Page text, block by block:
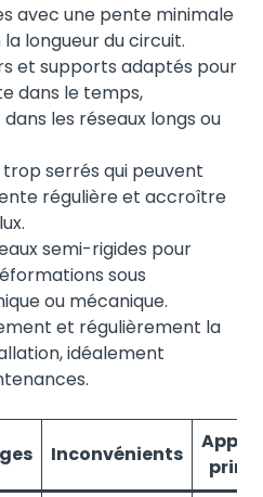
avec une pente minimale
la longueur du circuit.
et supports adaptés pour
dans le temps,
les réseaux longs ou
serrés qui peuvent
régulière et accroître
semi-rigides pour
sous
ou mécanique.
et régulièrement la
idéalement
Inconvénients